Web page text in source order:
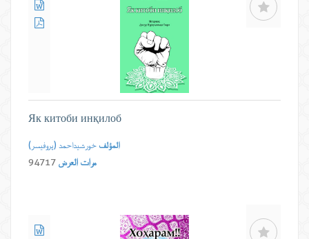
Як китоби инқилоб
المؤلف خورشیداحمد (پروفیسر)
مرات العرض 94717